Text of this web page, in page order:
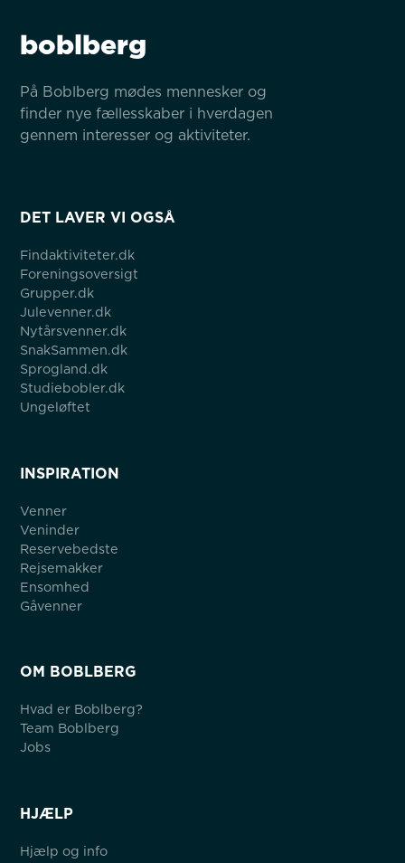
boblberg
På Boblberg mødes mennesker og
finder nye fællesskaber i hverdagen
gennem interesser og aktiviteter.
DET LAVER VI OGSÅ
Findaktiviteter.dk
Foreningsoversigt
Grupper.dk
Julevenner.dk
Nytårsvenner.dk
SnakSammen.dk
Sprogland.dk
Studiebobler.dk
Ungeløftet
INSPIRATION
Venner
Veninder
Reservebedste
Rejsemakker
Ensomhed
Gåvenner
OM BOBLBERG
Hvad er Boblberg?
Team Boblberg
Jobs
HJÆLP
Hjælp og info